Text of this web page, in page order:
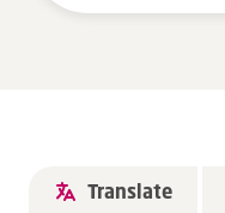
Bezoek
Over onsTranslate